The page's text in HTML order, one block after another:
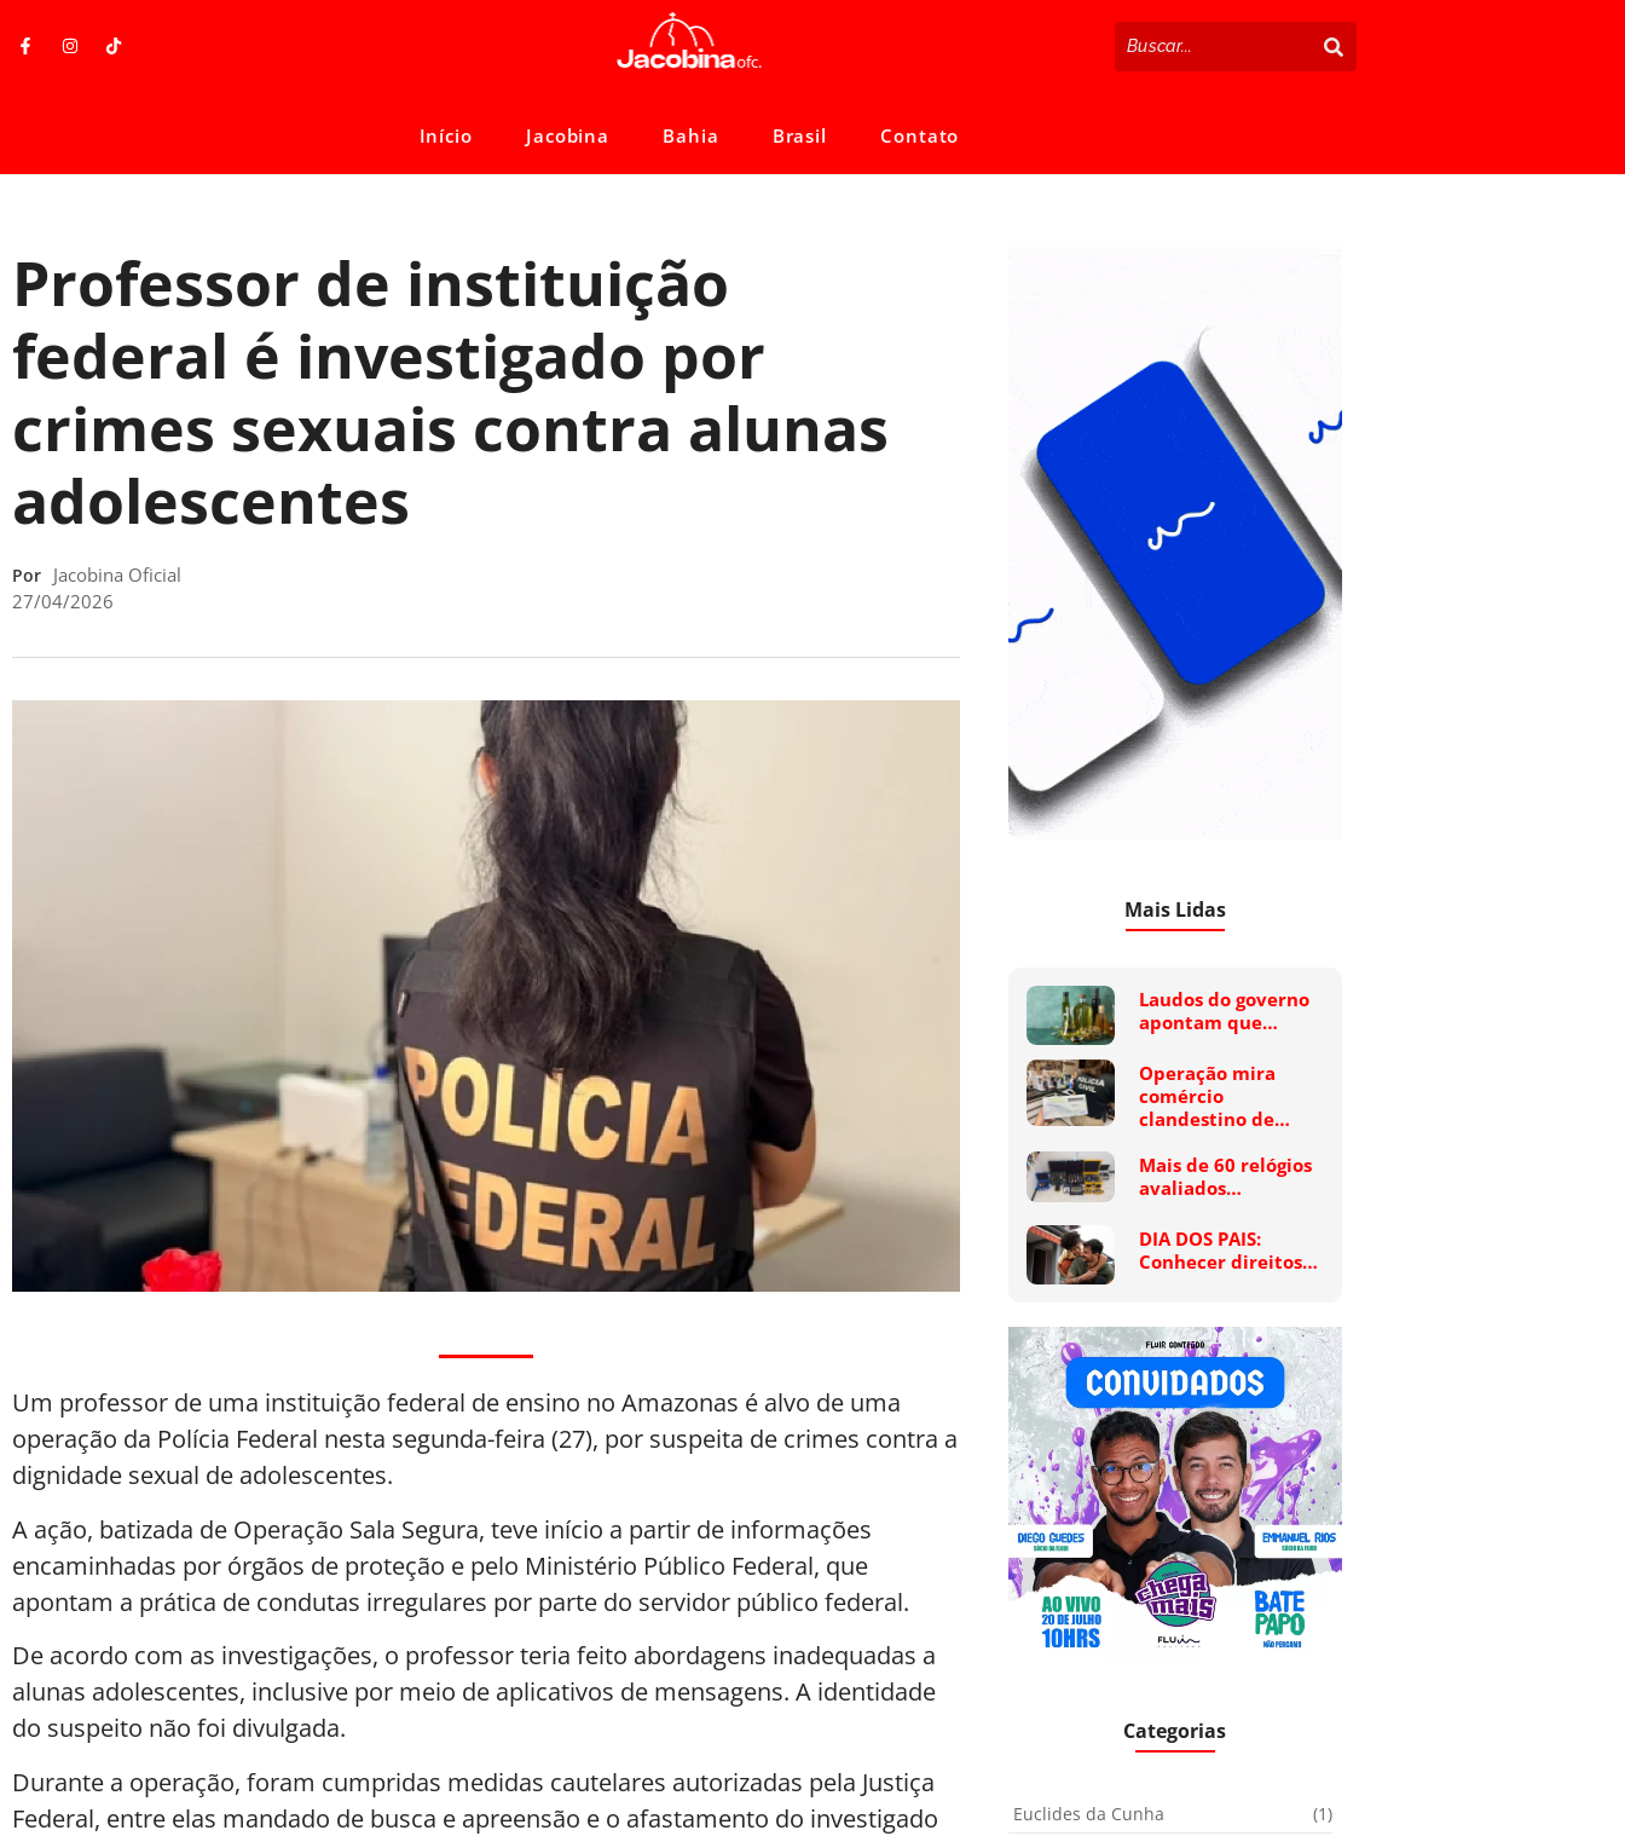
Início Jacobina Bahia Brasil Contato
Professor de instituição
federal é investigado por
crimes sexuais contra alunas
adolescentes
Por Jacobina Oficial
27/04/2026
Um professor de uma instituição federal de ensino no Amazonas é alvo de uma
operação da Polícia Federal nesta segunda-feira (27), por suspeita de crimes contra a
dignidade sexual de adolescentes.
A ação, batizada de Operação Sala Segura, teve início a partir de informações
encaminhadas por órgãos de proteção e pelo Ministério Público Federal, que
apontam a prática de condutas irregulares por parte do servidor público federal.
De acordo com as investigações, o professor teria feito abordagens inadequadas a
alunas adolescentes, inclusive por meio de aplicativos de mensagens. A identidade
do suspeito não foi divulgada.
Durante a operação, foram cumpridas medidas cautelares autorizadas pela Justiça
Federal, entre elas mandado de busca e apreensão e o afastamento do investigado
Mais Lidas
Laudos do governo
apontam que…
Operação mira
comércio
clandestino de…
Mais de 60 relógios
avaliados…
DIA DOS PAIS:
Conhecer direitos…
Categorias
Euclides da Cunha
(1)